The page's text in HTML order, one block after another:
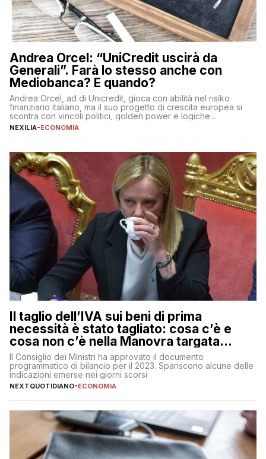
Andrea Orcel: “UniCredit uscirà da
Generali”. Farà lo stesso anche con
Mediobanca? E quando?
Andrea Orcel, ad di Unicredit, gioca con abilità nel risiko
finanziario italiano, ma il suo progetto di crescita europea si
scontra con vincoli politici, golden power e logiche
protezionistiche. Orcel e la mossa su Generali Andrea Orcel,
NEXILIA-ECONOMIA
Il taglio dell’IVA sui beni di prima
necessità è stato tagliato: cosa c’è e
cosa non c’è nella Manovra targata
Meloni
Il Consiglio dei Ministri ha approvato il documento
programmatico di bilancio per il 2023. Spariscono alcune delle
indicazioni emerse nei giorni scorsi
NEXTQUOTIDIANO-ECONOMIA